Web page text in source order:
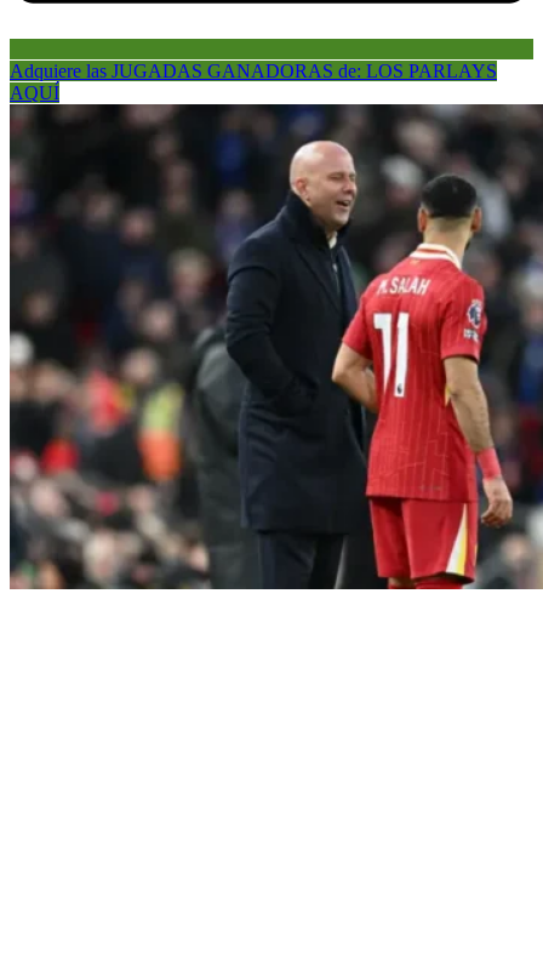
Adquiere las JUGADAS GANADORAS de: LOS PARLAYS
AQUÍ